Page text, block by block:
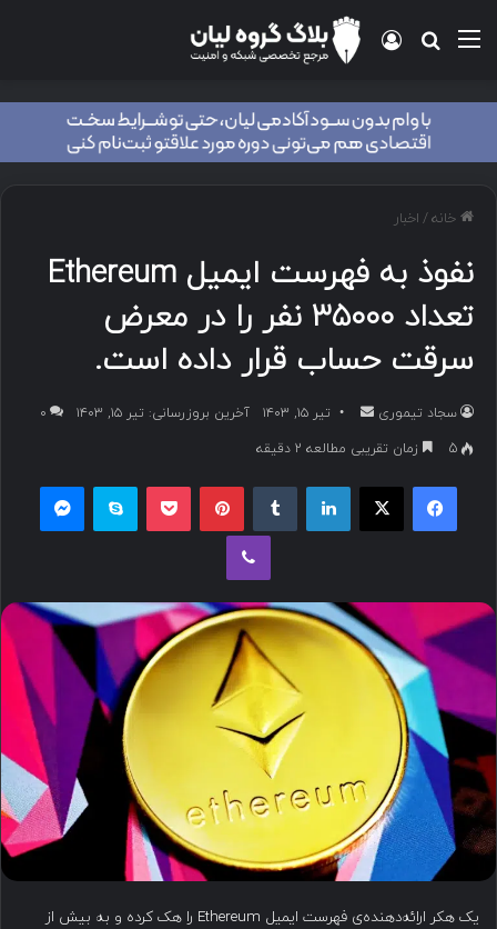
منو جستجو برای
ورود
خانه/ اخبار
نفوذ به فهرست ایمیل Ethereum
تعداد ۳۵۰۰۰ نفر را در معرض
سرقت حساب قرار داده است.
سجاد تیموری
ا
ا
ی
م
تیر ۱۵, ۱۴۰۳ آخرین بروزرسانی: تیر ۱۵, ۱۴۰۳
۰
5
زمان تقریبی مطالعه 2 دقیقه
فیسبوک ایکس لینکداین پینتریست پاکت اسکایپ
وایبر
یک هکر ارائه‌دهنده‌ی فهرست ایمیل Ethereum را هک کرده و به بیش از